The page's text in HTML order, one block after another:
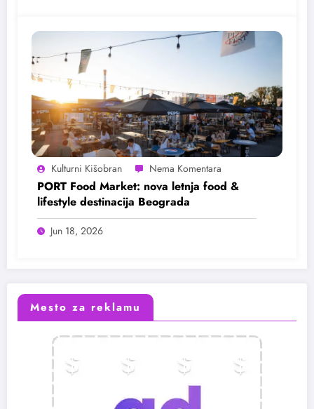
Kulturni Kišobran
PORT Food Market: nova letnja food &
lifestyle destinacija Beograda
Jun 18, 2026
Mesto za reklamu